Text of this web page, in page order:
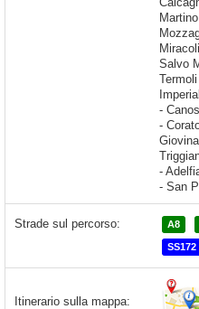
Strade sul percorso: A8
SS172
Itinerario sulla mappa: